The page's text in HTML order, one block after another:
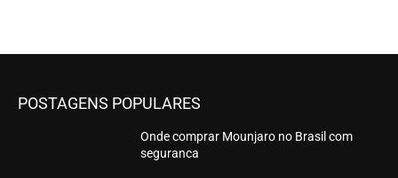
POSTAGENS POPULARES
Onde comprar Mounjaro no Brasil com
seguranca